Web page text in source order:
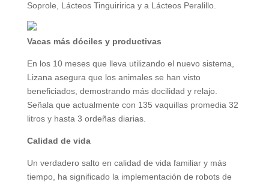
Soprole, Lácteos Tinguiririca y a Lácteos Peralillo.
Vacas más dóciles y productivas
En los 10 meses que lleva utilizando el nuevo sistema,
Lizana asegura que los animales se han visto
beneficiados, demostrando más docilidad y relajo.
Señala que actualmente con 135 vaquillas promedia 32
litros y hasta 3 ordeñas diarias.
Calidad de vida
Un verdadero salto en calidad de vida familiar y más
tiempo, ha significado la implementación de robots de